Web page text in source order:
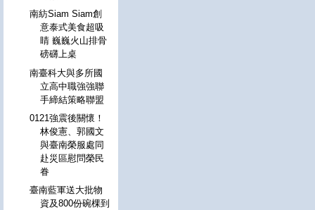
南紡Siam Siam創
意泰式美食超吸
睛 巍巍火山排骨
磅礴上桌
南臺科大與多所國
立高中職強強聯
手締結策略聯盟
0121強震後關懷！
林俊憲、郭國文
與臺南榮服處同
赴災區慰問榮民
眷
臺南藍軍送大批物
資及800份碗棵到